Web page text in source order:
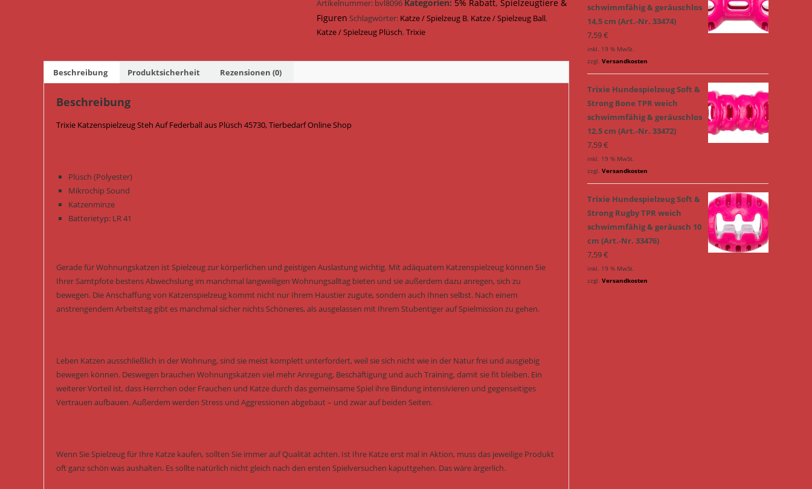
Federball
Plüsch
15
Artikelnummer: bvl8096 Kategorien: 5% Rabatt,Spielzeugtiere &
Figuren Schlagwörter: Katze / Spielzeug B, Katze / Spielzeug Ball,
Katze / Spielzeug Plüsch,Trixie
Beschreibung Produktsicherheit Rezensionen (0)
Beschreibung
Trixie Katzenspielzeug Steh Auf Federball aus Plüsch 45730, Tierbedarf Online Shop
Plüsch (Polyester)
Mikrochip Sound
Katzenminze
Batterietyp: LR 41
Gerade für Wohnungskatzen ist Spielzeug zur körperlichen und geistigen Auslastung wichtig. Mit adäquatem Katzenspielzeug können Sie
Ihrer Samtpfote bestens Abwechslung im manchmal langweiligen Wohnungsalltag bieten und sie außerdem dazu anregen, sich zu
bewegen. Die Anschaffung von Katzenspielzeug kommt nicht nur Ihrem Haustier zugute, sondern auch Ihnen selbst. Nach einem
anstrengendem Arbeitstag gibt es manchmal sicher nichts Schöneres, als ausgelassen mit Ihrem Stubentiger auf Spielmission zu gehen.
Leben Katzen ausschließlich in der Wohnung, sind sie meist komplett unterfordert, weil sie sich nicht wie in der Natur frei und ausgiebig
bewegen können. Deswegen brauchen Wohnungskatzen viel mehr Anregung, Beschäftigung und auch Training, damit sie fit bleiben. Ein
weiterer Vorteil ist, dass Herrchen oder Frauchen und Katze durch das gemeinsame Spiel ihre Bindung intensivieren und gegenseitiges
Vertrauen aufbauen. Außerdem werden Stress und Aggressionen abgebaut – und zwar auf beiden Seiten.
Wenn Sie Spielzeug für Ihre Katze kaufen, sollten Sie immer auf Qualität achten. Ist Ihre Katze erst mal in Aktion, muss das jeweilige Produkt
oft ganz schön was aushalten. Es sollte natürlich nicht gleich nach den ersten Spielversuchen kaputtgehen. Das wäre ärgerlich.
schwimmfähig & geräuschlos
14,5 cm (Art.-Nr. 33474)
7,59€
inkl. 19 % MwSt.
zzgl. Versandkosten
Trixie Hundespielzeug Soft &
Strong Bone TPR weich
schwimmfähig & geräuschlos
12,5 cm (Art.-Nr. 33472)
7,59€
inkl. 19 % MwSt.
zzgl. Versandkosten
Trixie Hundespielzeug Soft &
Strong Rugby TPR weich
schwimmfähig & geräusch 10
cm (Art.-Nr. 33476)
7,59€
inkl. 19 % MwSt.
zzgl. Versandkosten